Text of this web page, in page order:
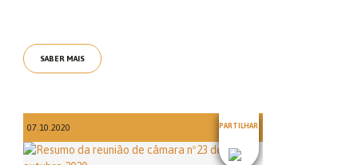
SABER MAIS
07.10.2020 PARTILHAR